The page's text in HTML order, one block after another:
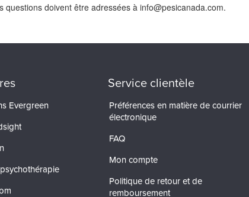
doivent être adressées à info@pesicanada.com.
Evergreen
Service clientèle
Préférences en matière de courrier
électronique
FAQ
Mon compte
Politique de retour et de
remboursement